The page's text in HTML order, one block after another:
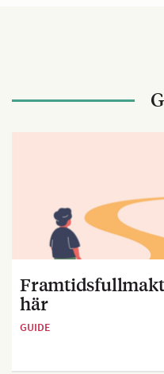
här
GUIDE